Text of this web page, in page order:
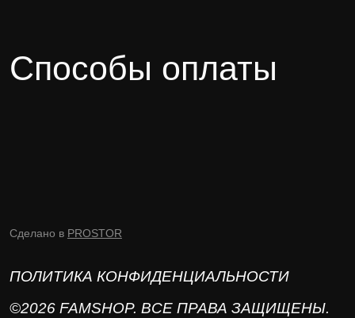
Способы оплаты
Сделано в PROSTOR
ПОЛИТИКА КОНФИДЕНЦИАЛЬНОСТИ
©2026 FAMSHOP. ВСЕ ПРАВА ЗАЩИЩЕНЫ.